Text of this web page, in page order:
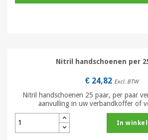
Nitril handschoenen per
€ 24,82 Excl. BTW
Nitril handschoenen 25 paar, per paar
aanvulling in uw verbandkoffer of
In